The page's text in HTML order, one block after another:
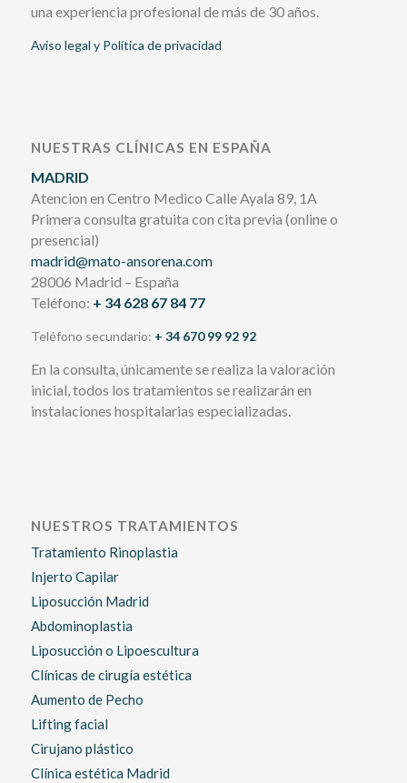
una experiencia profesional de más de 30 años.
Aviso legal y Política de privacidad
NUESTRAS CLÍNICAS EN ESPAÑA
MADRID
Atencion en Centro Medico Calle Ayala 89, 1A
Primera consulta gratuita con cita previa (online o
presencial)
madrid@mato-ansorena.com
28006 Madrid – España
Teléfono: + 34 628 67 84 77
Teléfono secundario: + 34 670 99 92 92
En la consulta, únicamente se realiza la valoración
inicial, todos los tratamientos se realizarán en
instalaciones hospitalarias especializadas.
NUESTROS TRATAMIENTOS
Tratamiento Rinoplastia
Injerto Capilar
Liposucción Madrid
Abdominoplastia
Liposucción o Lipoescultura
Clínicas de cirugía estética
Aumento de Pecho
Lifting facial
Cirujano plástico
Clínica estética Madrid